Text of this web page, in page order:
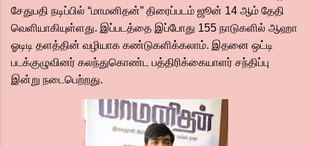
சேதுபதி நடிப்பில் “மாமனிதன்” திரைப்படம் ஜூன் 14 ஆம் தேதி
வெளியாகியுள்ளது. இப்படத்தை இப்போது 155 நாடுகளில் ஆஹா
ஓடிடி தளத்தின் வழியாக கண்டுகளிக்கலாம். இதனை ஒட்டி
படக்குழுவினர் கலந்துகொண்ட பத்திரிக்கையாளர் சந்திப்பு
இன்று நடைபெற்றது.